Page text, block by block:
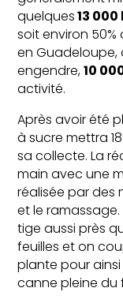
quelques13
soit environ
en Guadeloupe,
engendre,10
activité.
Après avoir été
à sucre mettra
sa collecte. La
main avec une
réalisée par
et le
tige aussi près
feuilles et on
plante pour
canne pleine du